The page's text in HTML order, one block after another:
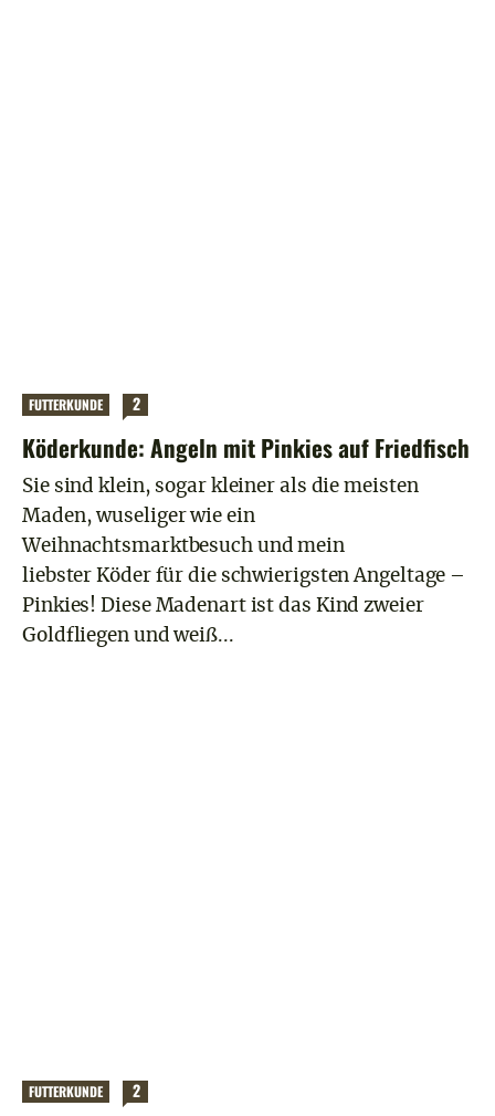
FUTTERKUNDE 2
Köderkunde: Angeln mit Pinkies auf Friedfisch
Sie sind klein, sogar kleiner als die meisten
Maden, wuseliger wie ein
Weihnachtsmarktbesuch und mein
liebster Köder für die schwierigsten Angeltage –
Pinkies! Diese Madenart ist das Kind zweier
Goldfliegen und weiß...
FUTTERKUNDE 2